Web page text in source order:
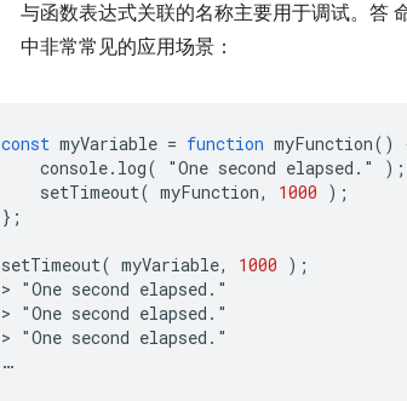
与函数表达式关联的名称主要用于调试。答
中非常常见的应用场景：
const myVariable = function myFunction()
console. log( "One second elapsed . "
);
setTimeout( myFunction, 1000 );
};
setTimeout( myVariable, 1000 );
> "One second elapsed . "
> "One second elapsed . "
> "One second elapsed .
…